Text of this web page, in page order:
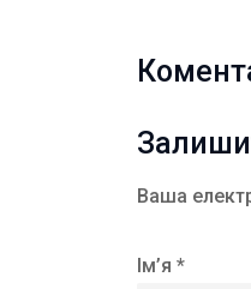
Ваша
Ім’я *